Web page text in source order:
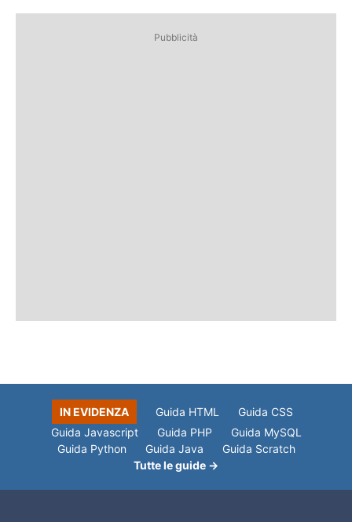
Pubblicità
IN EVIDENZA Guida HTML
Guida CSS
Guida Javascript
Guida PHP
Guida MySQL
Guida Python
Guida Java
Guida Scratch
Tutte le guide →